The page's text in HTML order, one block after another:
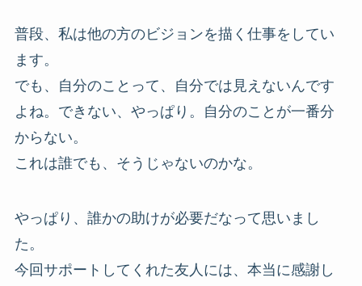
普段、私は他の方のビジョンを描く仕事をしてい
ます。
でも、自分のことって、自分では見えないんです
よね。できない、やっぱり。自分のことが一番分
からない。
これは誰でも、そうじゃないのかな。
やっぱり、誰かの助けが必要だなって思いまし
た。
今回サポートしてくれた友人には、本当に感謝し